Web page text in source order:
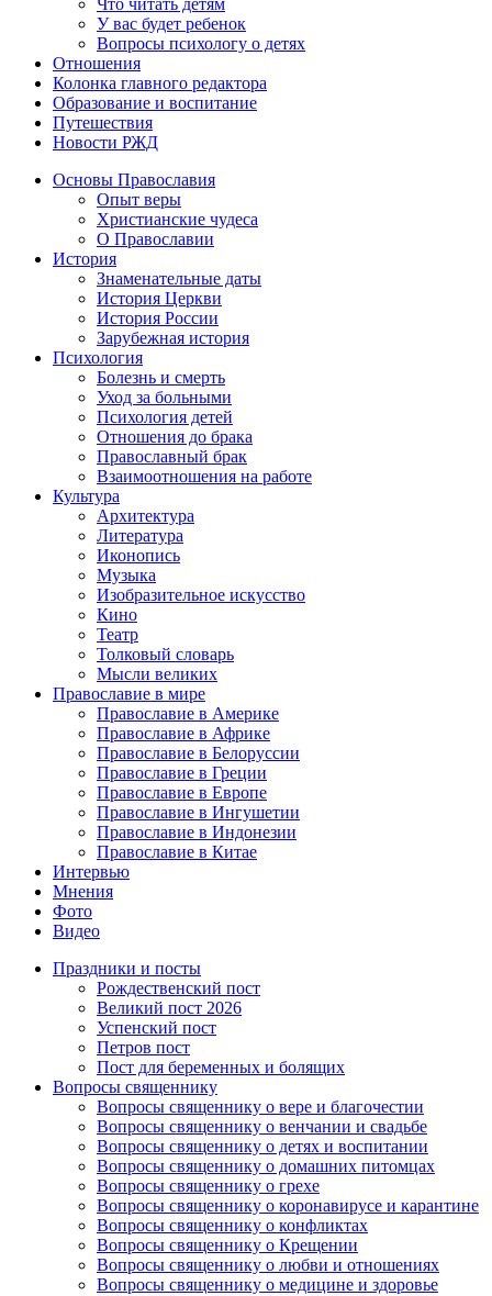
Что читать детям
У вас будет ребенок
Вопросы психологу о детях
Отношения
Колонка главного редактора
Образование и воспитание
Путешествия
Новости РЖД
Основы Православия
Опыт веры
Христианские чудеса
О Православии
История
Знаменательные даты
История Церкви
История России
Зарубежная история
Психология
Болезнь и смерть
Уход за больными
Психология детей
Отношения до брака
Православный брак
Взаимоотношения на работе
Культура
Архитектура
Литература
Иконопись
Музыка
Изобразительное искусство
Кино
Театр
Толковый словарь
Мысли великих
Православие в мире
Православие в Америке
Православие в Африке
Православие в Белоруссии
Православие в Греции
Православие в Европе
Православие в Ингушетии
Православие в Индонезии
Православие в Китае
Интервью
Мнения
Фото
Видео
Праздники и посты
Рождественский пост
Великий пост 2026
Успенский пост
Петров пост
Пост для беременных и болящих
Вопросы священнику
Вопросы священнику о вере и благочестии
Вопросы священнику о венчании и свадьбе
Вопросы священнику о детях и воспитании
Вопросы священнику о домашних питомцах
Вопросы священнику о грехе
Вопросы священнику о коронавирусе и карантине
Вопросы священнику о конфликтах
Вопросы священнику о Крещении
Вопросы священнику о любви и отношениях
Вопросы священнику о медицине и здоровье